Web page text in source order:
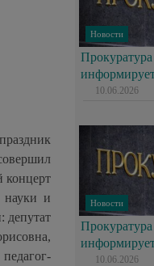
концерт
науки и
депутат
Новости
Прокуратура
10.06.2026
Новости
Прокуратура
10.06.2026